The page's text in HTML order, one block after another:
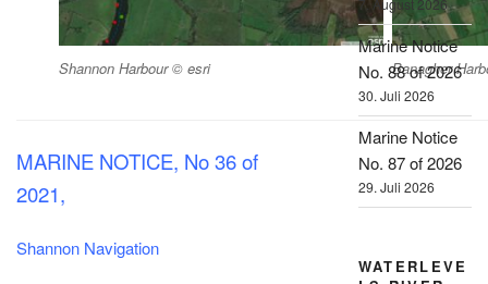
Shannon Harbour © esri Banagher
MARINE NOTICE, No 36 of
2021,
Shannon Navigation
7. August 2026
Marine Notice
No. 88 of 2026
30. Juli 2026
Marine Notice
No. 87 of 2026
29. Juli 2026
WATERLEVE